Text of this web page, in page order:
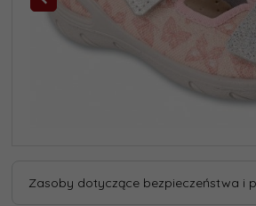
Zasoby dotyczące bezpieczeństwa i